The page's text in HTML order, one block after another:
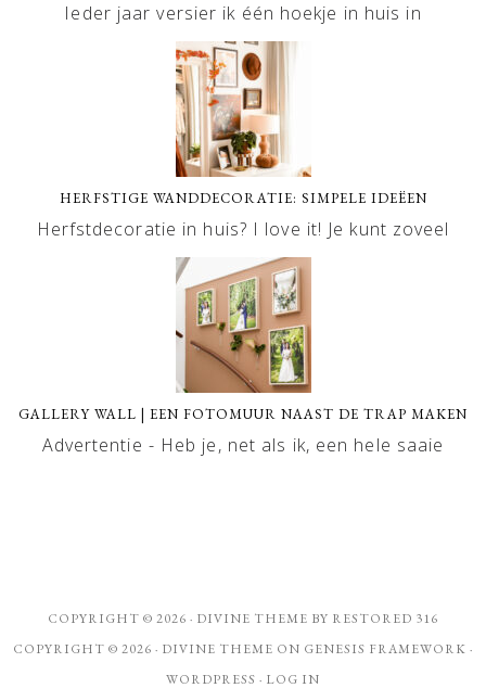
Ieder jaar versier ik één hoekje in huis in
HERFSTIGE WANDDECORATIE: SIMPELE IDEËEN
Herfstdecoratie in huis? I love it! Je kunt zoveel
GALLERY WALL | EEN FOTOMUUR NAAST DE TRAP MAKEN
Advertentie - Heb je, net als ik, een hele saaie
COPYRIGHT © 2026 · DIVINE THEME BY RESTORED 316
COPYRIGHT © 2026 · DIVINE THEME ON GENESIS FRAMEWORK ·
WORDPRESS · LOG IN